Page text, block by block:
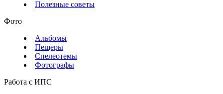
Полезные советы
Фото
Альбомы
Пещеры
Спелеотемы
Фотографы
Работа с ИПС